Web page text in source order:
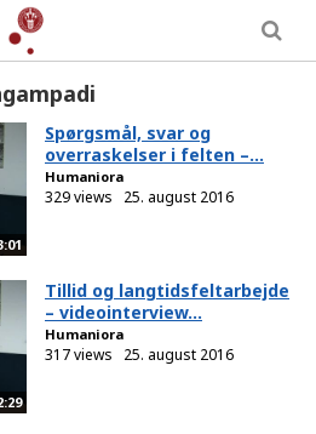
Spørgsmål, svar og
overraskelser i felten –...
Humaniora
329 views 25. august 2016
Tillid og langtidsfeltarbejde
– videointerview...
Humaniora
317 views 25. august 2016